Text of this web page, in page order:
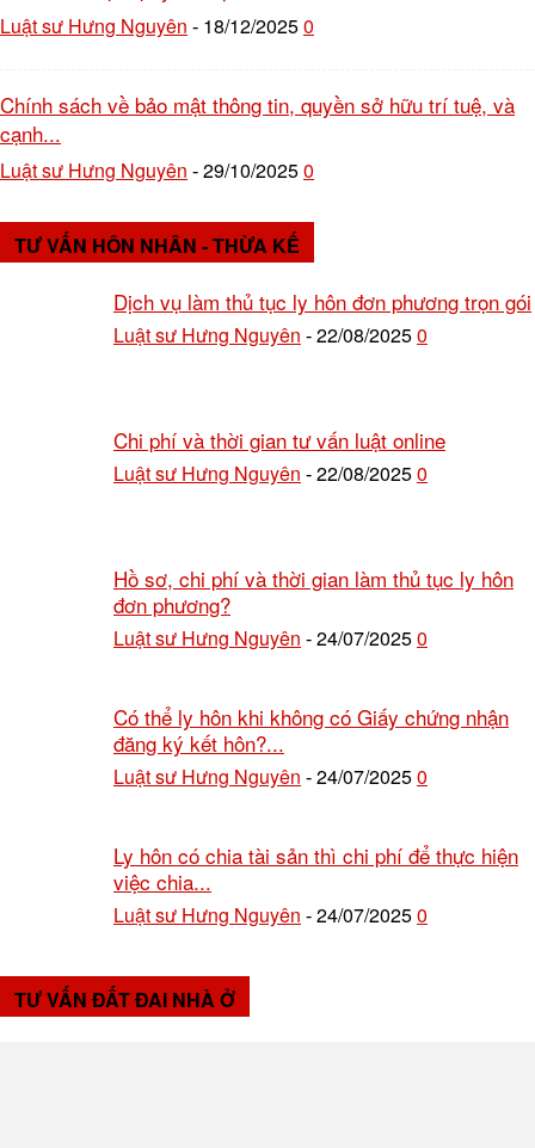
Luật sư Hưng Nguyên - 18/12/20250
Chính sách về bảo mật thông tin, quyền sở hữu trí tuệ, và
cạnh...
Luật sư Hưng Nguyên - 29/10/20250
TƯ VẤN HÔN NHÂN - THỪA KẾ
Dịch vụ làm thủ tục ly hôn đơn phương trọn gói
Luật sư Hưng Nguyên - 22/08/20250
Chi phí và thời gian tư vấn luật online
Luật sư Hưng Nguyên - 22/08/20250
Hồ sơ, chi phí và thời gian làm thủ tục ly hôn
đơn phương?
Luật sư Hưng Nguyên - 24/07/20250
Có thể ly hôn khi không có Giấy chứng nhận
đăng ký kết hôn?...
Luật sư Hưng Nguyên - 24/07/20250
Ly hôn có chia tài sản thì chi phí để thực hiện
việc chia...
Luật sư Hưng Nguyên - 24/07/20250
TƯ VẤN ĐẤT ĐAI NHÀ Ở